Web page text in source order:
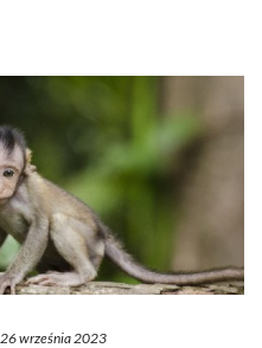
26 września 2023